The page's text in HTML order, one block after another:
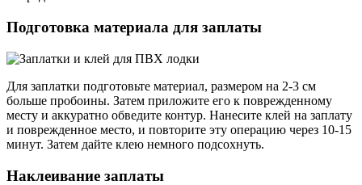
Подготовка материала для заплаты
Для заплатки подготовьте материал, размером на 2-3 см
больше пробоины. Затем приложите его к поврежденному
месту и аккуратно обведите контур. Нанесите клей на заплату
и поврежденное место, и повторите эту операцию через 10-15
минут. Затем дайте клею немного подсохнуть.
Наклеивание заплаты